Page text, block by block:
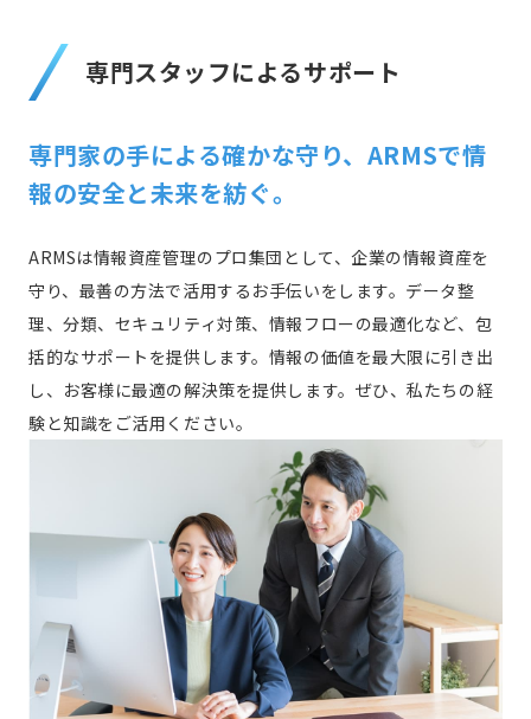
専門スタッフによるサポート
専門家の手による確かな守り、ARMSで情
報の安全と未来を紡ぐ。
ARMSは情報資産管理のプロ集団として、企業の情報資産を
守り、最善の方法で活用するお手伝いをします。データ整
理、分類、セキュリティ対策、情報フローの最適化など、包
括的なサポートを提供します。情報の価値を最大限に引き出
し、お客様に最適の解決策を提供します。ぜひ、私たちの経
験と知識をご活用ください。